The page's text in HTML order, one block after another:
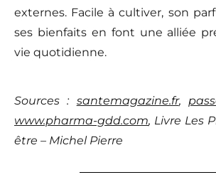
externes. Facile à cultiver, son
ses bienfaits en font une alliée
vie quotidienne.
Sources : santemagazine.fr,
www.pharma-gdd.com, Livre Les
être – Michel Pierre